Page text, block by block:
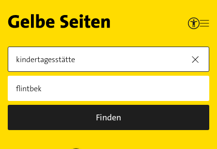
Finden